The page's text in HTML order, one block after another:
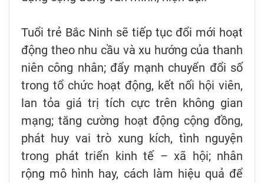
Tuổi trẻ Bắc Ninh sẽ tiếp tục đổi mới hoạt
động theo nhu cầu và xu hướng của thanh
niên công nhân; đẩy mạnh chuyển đổi số
trong tổ chức hoạt động, kết nối hội viên,
lan tỏa giá trị tích cực trên không gian
mạng; tăng cường hoạt động cộng đồng,
phát huy vai trò xung kích, tình nguyện
trong phát triển kinh tế – xã hội; nhân
rộng mô hình hay, cách làm hiệu quả để